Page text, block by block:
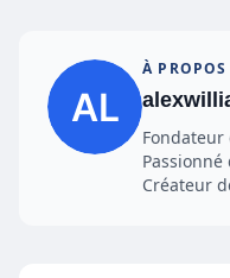
À
Fondateur
Créateur